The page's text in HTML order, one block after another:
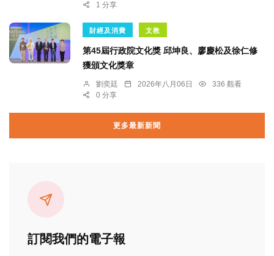
1 分享
財經及消費 文教
第45屆行政院文化獎 邱坤良、廖慶松及徐仁修
獲頒文化獎章
劉奕廷 2026年八月06日
336 觀看
0 分享
更多最新新聞
訂閱我們的電子報